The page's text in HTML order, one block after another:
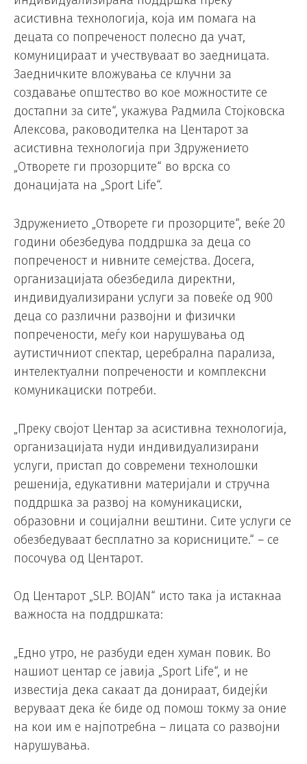
асистивна технологија, која им помага на
децата со попреченост полесно да учат,
комуницираат и учествуваат во заедницата.
Заедничките вложувања се клучни за
создавање општество во кое можностите се
достапни за сите“, укажува Радмила Стојковска
Алексова, раководителка на Центарот за
асистивна технологија при Здружението
„Отворете ги прозорците“ во врска со
донацијата на „Sport Life“.
Здружението „Отворете ги прозорците“, веќе 20
години обезбедува поддршка за деца со
попреченост и нивните семејства. Досега,
организацијата обезбедила директни,
индивидуализирани услуги за повеќе од 900
деца со различни развојни и физички
попречености, меѓу кои нарушувања од
аутистичниот спектар, церебрална парализа,
интелектуални попречености и комплексни
комуникациски потреби.
„Преку својот Центар за асистивна технологија,
организацијата нуди индивидуализирани
услуги, пристап до современи технолошки
решенија, едукативни материјали и стручна
поддршка за развој на комуникациски,
образовни и социјални вештини. Сите услуги се
обезбедуваат бесплатно за корисниците.“ – се
посочува од Центарот.
Од Центарот „SLP. BOJAN“ исто така ја истакнаа
важноста на поддршката:
„Едно утро, не разбуди еден хуман повик. Во
нашиот центар се јавија „Sport Life“, и не
известија дека сакаат да донираат, бидејќи
веруваат дека ќе биде од помош токму за оние
на кои им е најпотребна – лицата со развојни
нарушувања.